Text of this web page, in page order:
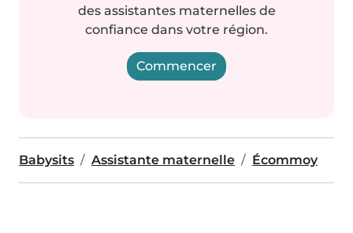
des assistantes maternelles de
confiance dans votre région.
Commencer
Babysits Assistante maternelle Écommoy